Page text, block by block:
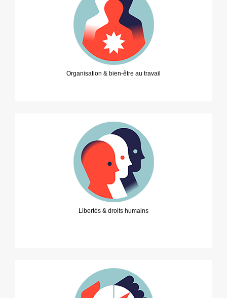
Organisation & bien-être au travail
Libertés & droits humains